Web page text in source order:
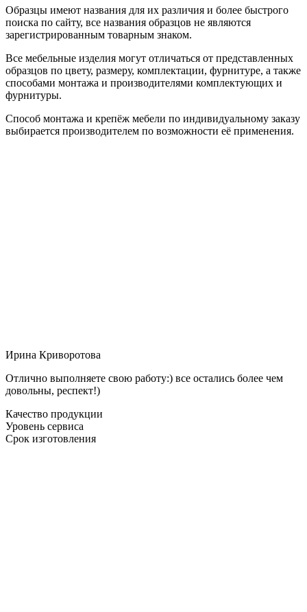
Образцы имеют названия для их различия и более быстрого
поиска по сайту, все названия образцов не являются
зарегистрированным товарным знаком.
Все мебельные изделия могут отличаться от представленных
образцов по цвету, размеру, комплектации, фурнитуре, а также
способами монтажа и производителями комплектующих и
фурнитуры.
Способ монтажа и крепёж мебели по индивидуальному заказу
выбирается производителем по возможности её применения.
Ирина Криворотова
Отлично выполняете свою работу:) все остались более чем
довольны, респект!)
Качество продукции
Уровень сервиса
Срок изготовления